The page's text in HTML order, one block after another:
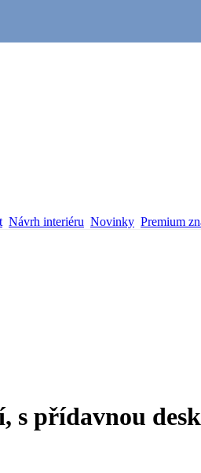
Návrh interiéru Novinky Premium
s přídavnou